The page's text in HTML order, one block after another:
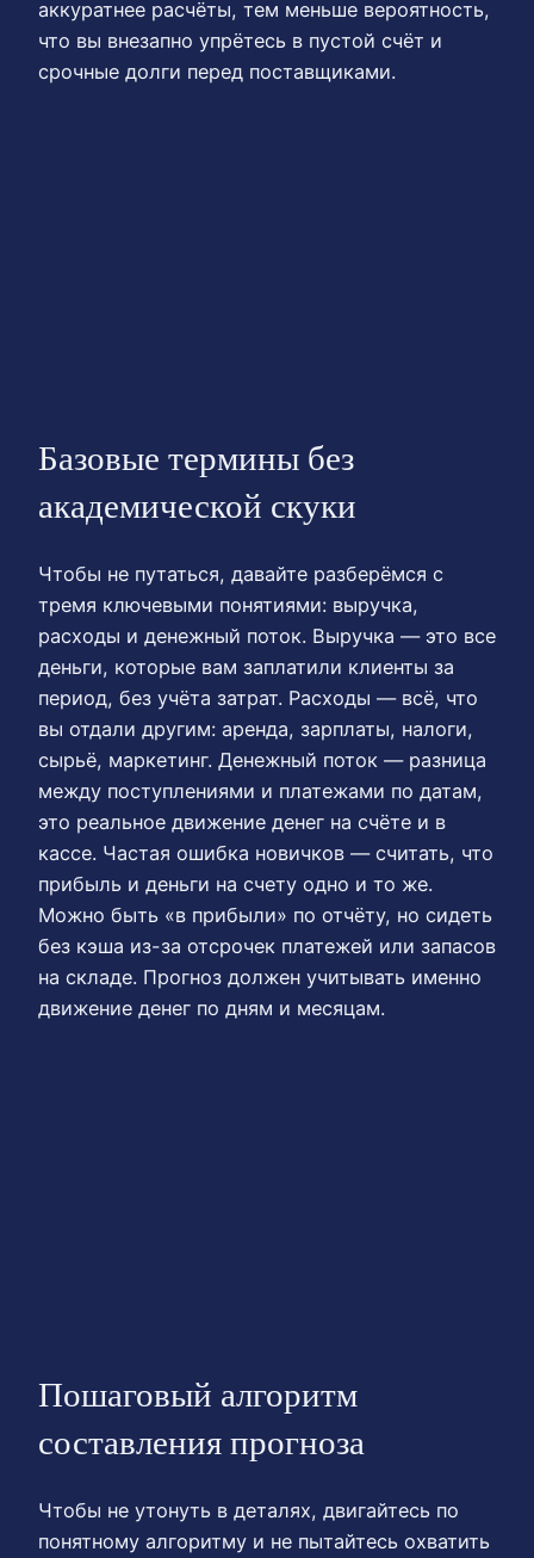
аккуратнее расчёты, тем меньше вероятность,
что вы внезапно упрётесь в пустой счёт и
срочные долги перед поставщиками.
Базовые термины без
академической скуки
Чтобы не путаться, давайте разберёмся с
тремя ключевыми понятиями: выручка,
расходы и денежный поток. Выручка — это все
деньги, которые вам заплатили клиенты за
период, без учёта затрат. Расходы — всё, что
вы отдали другим: аренда, зарплаты, налоги,
сырьё, маркетинг. Денежный поток — разница
между поступлениями и платежами по датам,
это реальное движение денег на счёте и в
кассе. Частая ошибка новичков — считать, что
прибыль и деньги на счету одно и то же.
Можно быть «в прибыли» по отчёту, но сидеть
без кэша из-за отсрочек платежей или запасов
на складе. Прогноз должен учитывать именно
движение денег по дням и месяцам.
Пошаговый алгоритм
составления прогноза
Чтобы не утонуть в деталях, двигайтесь по
понятному алгоритму и не пытайтесь охватить